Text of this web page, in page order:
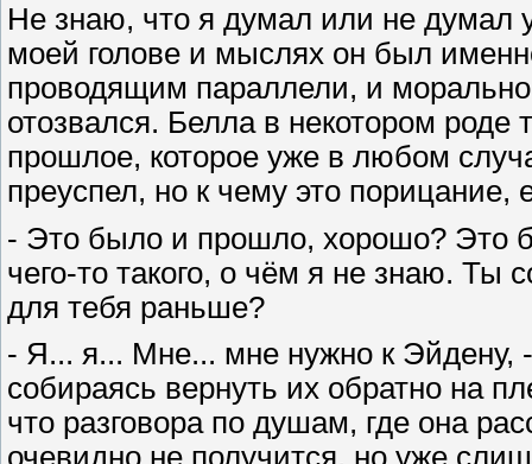
Не знаю, что я думал или не думал
моей голове и мыслях он был
проводящим параллели, и
отозвался. Белла в некотором роде
прошлое, которое уже в любом
преуспел, но к чему это порицание,
- Это было и прошло, хорошо? Это
чего-то такого, о чём я не знаю. Ты
для тебя раньше?
- Я... я... Мне... мне нужно к Эйдену,
собираясь вернуть их обратно на
что разговора по душам, где она
очевидно не получится, но уже